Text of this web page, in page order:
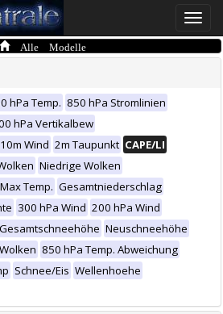
Toggle
Alle Modelle
hPa Temp. 850 hPa Stromlinien
hPa Vertikalbew
10m Wind 2m Taupunkt CAPE/LI
Niedrige Wolken
Temp. Gesamtniederschlag
300 hPa Wind 200 hPa Wind
Gesamtschneehöhe Neuschneehöhe
850 hPa Temp. Abweichung
Schnee/Eis Wellenhoehe